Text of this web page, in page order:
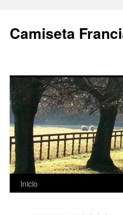
Camiseta
Saltar
Inicio